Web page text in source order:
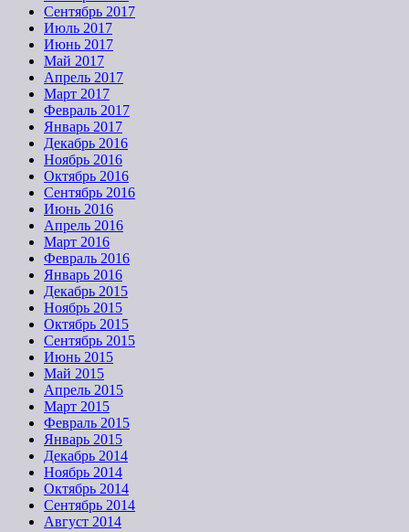
Сентябрь 2017
Июль 2017
Июнь 2017
Май 2017
Апрель 2017
Март 2017
Февраль 2017
Январь 2017
Декабрь 2016
Ноябрь 2016
Октябрь 2016
Сентябрь 2016
Июнь 2016
Апрель 2016
Март 2016
Февраль 2016
Январь 2016
Декабрь 2015
Ноябрь 2015
Октябрь 2015
Сентябрь 2015
Июнь 2015
Май 2015
Апрель 2015
Март 2015
Февраль 2015
Январь 2015
Декабрь 2014
Ноябрь 2014
Октябрь 2014
Сентябрь 2014
Август 2014